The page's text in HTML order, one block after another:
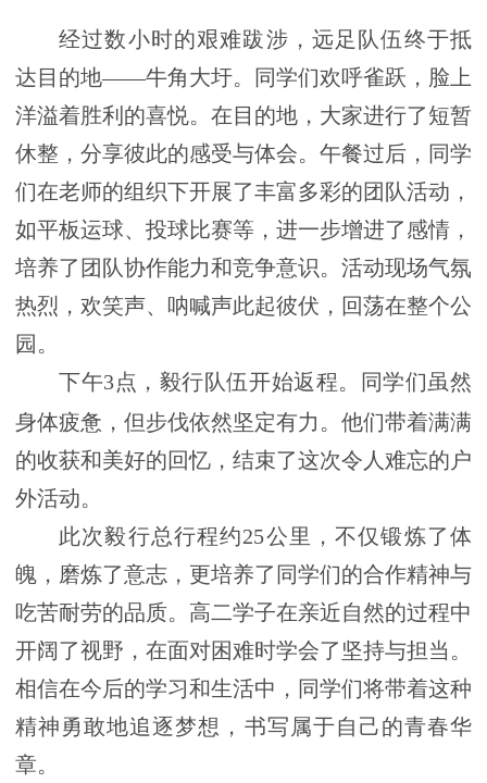
经过数小时的艰难跋涉，远足队伍终于抵
达目的地——牛角大圩。同学们欢呼雀跃，脸上
洋溢着胜利的喜悦。在目的地，大家进行了短暂
休整，分享彼此的感受与体会。午餐过后，同学
们在老师的组织下开展了丰富多彩的团队活动，
如平板运球、投球比赛等，进一步增进了感情，
培养了团队协作能力和竞争意识。活动现场气氛
热烈，欢笑声、呐喊声此起彼伏，回荡在整个公
园。
下午3点，毅行队伍开始返程。同学们虽然
身体疲惫，但步伐依然坚定有力。他们带着满满
的收获和美好的回忆，结束了这次令人难忘的户
外活动。
此次毅行总行程约25公里，不仅锻炼了体
魄，磨炼了意志，更培养了同学们的合作精神与
吃苦耐劳的品质。高二学子在亲近自然的过程中
开阔了视野，在面对困难时学会了坚持与担当。
相信在今后的学习和生活中，同学们将带着这种
精神勇敢地追逐梦想，书写属于自己的青春华
章。